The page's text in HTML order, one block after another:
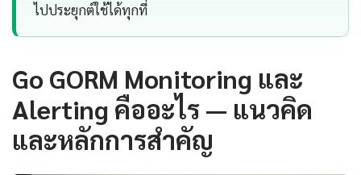
ไปประยุกต์ใช้ได้ทุกที่
Go GORM Monitoring และ
Alerting คืออะไร — แนวคิด
และหลักการสำคัญ